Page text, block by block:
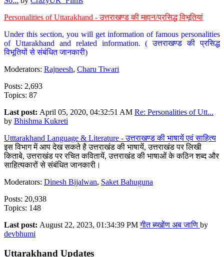
Personalities of Uttarakhand - उत्तराखण्ड की महान/प्रसिद्ध विभूतियां
Under this section, you will get information of famous personalities
of Uttarakhand and related information. ( उत्तराखण्ड की प्रसिद्ध
विभूतियों से संबंधित जानकारी)
Moderators: Rajneesh, Charu Tiwari
Posts: 2,693
Topics: 87
Last post: April 05, 2020, 04:32:51 AM Re: Personalities of Utt...
by Bhishma Kukreti
Utttarakhand Language & Literature - उत्तराखण्ड की भाषायें एवं साहित्य
इस विभाग में आप देख सकते है उत्तराखंड की भाषायें, उत्तराखंड पर लिखी
किताबे, उत्तराखंड पर रचित कवितायें, उत्तराखंड की भाषाओं के कठिन शब्द और
साहित्यकारों से संबंधित जानकारी।
Moderators: Dinesh Bijalwan, Saket Bahuguna
Posts: 20,938
Topics: 148
Last post: August 22, 2023, 01:34:39 PMगीत ब्य्खोंण अब जाणि by
devbhumi
Uttarakhand Updates